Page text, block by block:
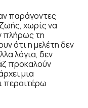
παράγοντες
χωρίς να
πλήρως τη
ότι η μελέτη δεν
λόγια, δεν
προκαλούν
μια
περαιτέρω